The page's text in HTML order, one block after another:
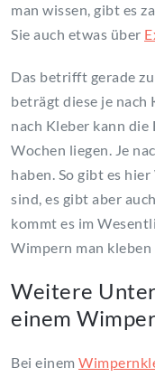
man wissen, gibt es
Sie auch etwas über
Das betrifft gerade
beträgt diese je nach
nach Kleber kann
Wochen liegen. Je
haben. So gibt es
sind, es gibt aber
kommt es im
Wimpern man kleben
Weitere
einem
Bei einem